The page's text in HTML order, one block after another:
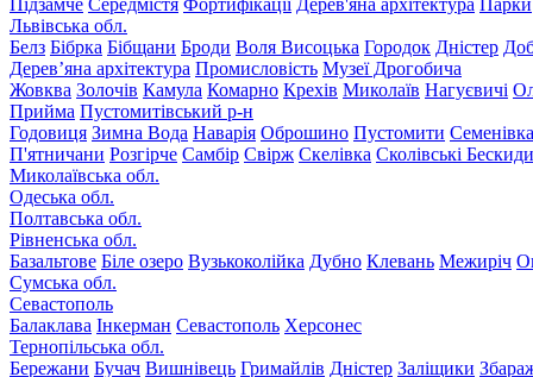
Підзамче Середмістя Фортифікації Дерев'яна архітектура Парки
Львівська обл.
Белз Бібрка Бібщани Броди Воля Висоцька Городок Дністер
Дерев’яна архітектура Промисловість Музеї Дрогобича
Жовква Золочів Камула Комарно Крехів Миколаїв Нагуєвичі
Прийма Пустомитівський р-н
Годовиця Зимна Вода Наварія Оброшино Пустомити Семенівка
П'ятничани Розгірче Самбір Свірж Скелівка Сколівські Бескиди
Миколаївська обл.
Одеська обл.
Полтавська обл.
Рівненська обл.
Базальтове Біле озеро Вузькоколійка Дубно Клевань Межиріч
Сумська обл.
Севастополь
Балаклава Інкерман Севастополь Херсонес
Тернопільська обл.
Бережани Бучач Вишнівець Гримайлів Дністер Заліщики